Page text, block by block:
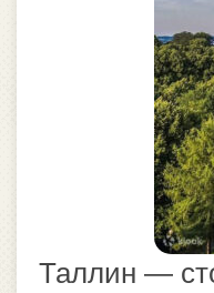
Таллин —